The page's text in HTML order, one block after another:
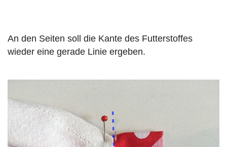
An den Seiten soll die Kante des Futterstoffes
wieder eine gerade Linie ergeben.